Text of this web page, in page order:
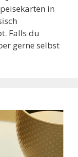
in
Falls du
gerne selbst